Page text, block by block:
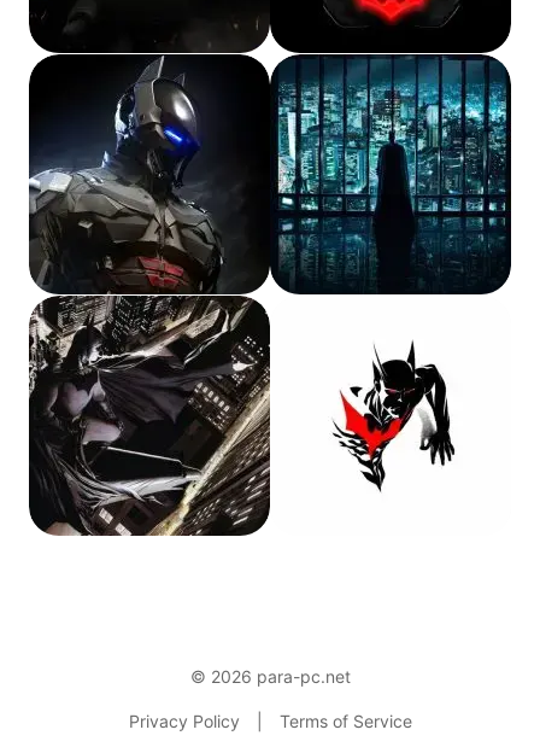
© 2026 para-pc.net
Privacy Policy Terms of Service